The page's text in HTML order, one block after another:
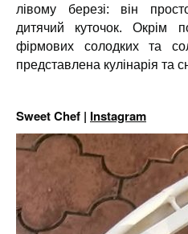
лівому березі: він
дитячий куточок. Окрім
фірмових солодких та
представлена кулінарія та
Sweet Chef | Instagram